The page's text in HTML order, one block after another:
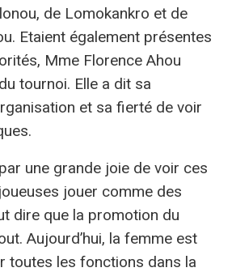
de Lomokankro et de
Etaient également présentes
Mme Florence Ahou
tournoi. Elle a dit sa
et sa fierté de voir
une grande joie de voir ces
jouer comme des
dire que la promotion du
Aujourd’hui, la femme est
toutes les fonctions dans la